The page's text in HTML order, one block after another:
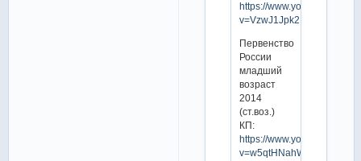
https://www.youtube.com/
v=VzwJ1Jpk2Nk
Первенство
России
младший
возраст
2014
(ст.воз.)
КП:
https://www.youtube.com/
v=w5qtHNahWi0